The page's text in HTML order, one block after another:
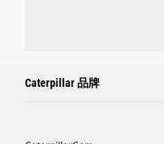
Caterpillar 品牌